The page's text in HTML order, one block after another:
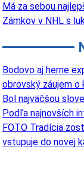
Má za sebou
Zámkov v NHL s
Bodovo aj herne
obrovský záujem
Bol najväčšou
Podľa najnovších
FOTO Tradícia
vstupuje do novej